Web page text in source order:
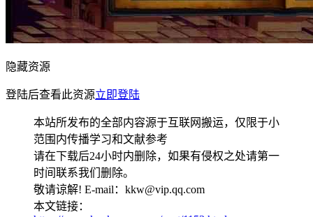
隐藏资源
登陆后查看此资源立即登陆
本站所发布的全部内容源于互联网搬运，仅限于小
范围内传播学习和文献参考
请在下载后24小时内删除，如果有侵权之处请第一
时间联系我们删除。
敬请谅解! E-mail：kkw@vip.qq.com
本文链接：